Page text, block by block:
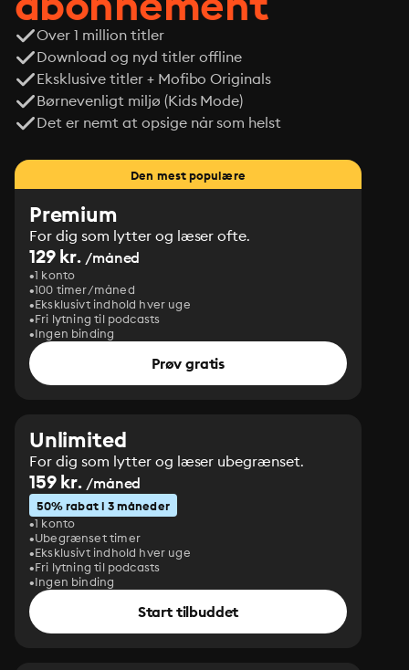
Over 1 million titler
Download og nyd titler offline
Eksklusive titler + Mofibo Originals
Børnevenligt miljø (Kids Mode)
Det er nemt at opsige når som helst
Den mest populære
Premium
For dig som lytter og læser ofte.
129 kr. /måned
1 konto
100 timer/måned
Eksklusivt indhold hver uge
Fri lytning til podcasts
Ingen binding
Prøv gratis
Unlimited
For dig som lytter og læser ubegrænset.
159 kr. /måned
50% rabat i 3 måneder
1 konto
Ubegrænset timer
Eksklusivt indhold hver uge
Fri lytning til podcasts
Ingen binding
Start tilbuddet